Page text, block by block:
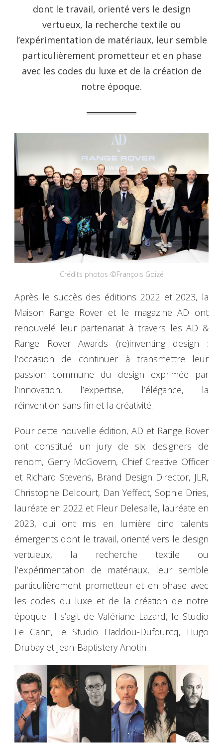
dont le travail, orienté vers le design
vertueux, la recherche textile ou
l’expérimentation de matériaux, leur semble
particulièrement prometteur et en phase
avec les codes du luxe et de la création de
notre époque.
Crédits photos ©François Goizé
Après le succès des éditions 2022 et 2023, la
Maison Range Rover et le magazine AD ont
renouvelé leur partenariat à travers les AD &
Range Rover Awards (re)inventing design :
l‘occasion de continuer à transmettre leur
passion commune du design exprimée par
l’innovation, l’expertise, l’élégance, la
réinvention sans fin et la créativité.
Pour cette nouvelle édition, AD et Range Rover
ont constitué un jury de six designers de
renom, Gerry McGovern, Chief Creative Officer
et Richard Stevens, Brand Design Director, JLR,
Christophe Delcourt, Dan Yeffect, Sophie Dries,
lauréate en 2022 et Fleur Delesalle, lauréate en
2023, qui ont mis en lumière cinq talents
émergents dont le travail, orienté vers le design
vertueux, la recherche textile ou
l’expérimentation de matériaux, leur semble
particulièrement prometteur et en phase avec
les codes du luxe et de la création de notre
époque. Il s’agit de Valériane Lazard, le Studio
Le Cann, le Studio Haddou-Dufourcq, Hugo
Drubay et Jean-Baptistery Anotin.